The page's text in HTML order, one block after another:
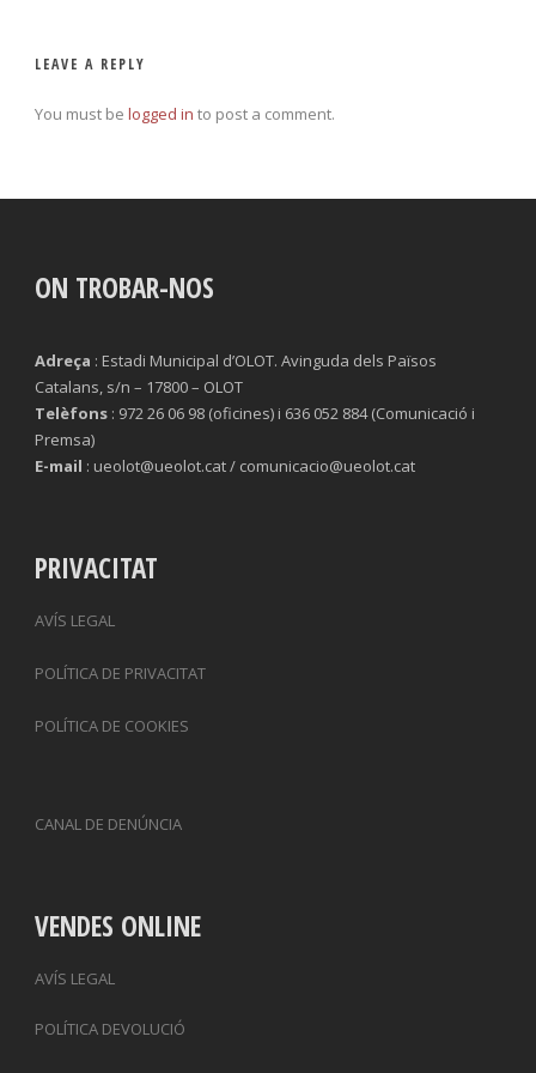
LEAVE A REPLY
You must be logged in to post a comment.
ON TROBAR-NOS
Adreça : Estadi Municipal d’OLOT. Avinguda dels Països
Catalans, s/n – 17800 – OLOT
Telèfons : 972 26 06 98 (oficines) i 636 052 884 (Comunicació i
Premsa)
E-mail : ueolot@ueolot.cat / comunicacio@ueolot.cat
PRIVACITAT
AVÍS LEGAL
POLÍTICA DE PRIVACITAT
POLÍTICA DE COOKIES
CANAL DE DENÚNCIA
VENDES ONLINE
AVÍS LEGAL
POLÍTICA DEVOLUCIÓ